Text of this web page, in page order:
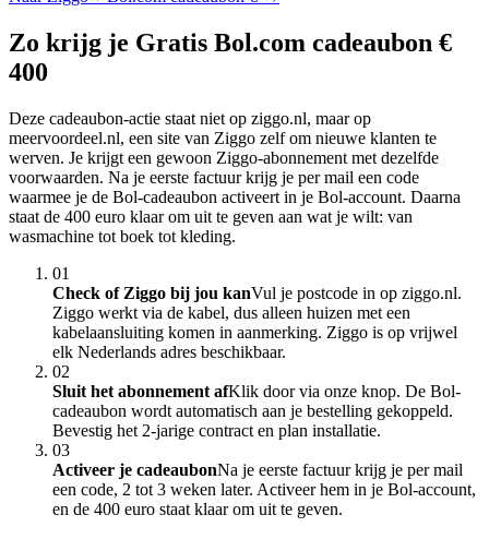
Zo krijg je Gratis Bol.com cadeaubon €
400
Deze cadeaubon-actie staat niet op ziggo.nl, maar op
meervoordeel.nl, een site van Ziggo zelf om nieuwe klanten te
werven. Je krijgt een gewoon Ziggo-abonnement met dezelfde
voorwaarden. Na je eerste factuur krijg je per mail een code
waarmee je de Bol-cadeaubon activeert in je Bol-account. Daarna
staat de 400 euro klaar om uit te geven aan wat je wilt: van
wasmachine tot boek tot kleding.
01
Check of Ziggo bij jou kanVul je postcode in op ziggo.nl.
Ziggo werkt via de kabel, dus alleen huizen met een
kabelaansluiting komen in aanmerking. Ziggo is op vrijwel
elk Nederlands adres beschikbaar.
02
Sluit het abonnement afKlik door via onze knop. De Bol-
cadeaubon wordt automatisch aan je bestelling gekoppeld.
Bevestig het 2-jarige contract en plan installatie.
03
Activeer je cadeaubonNa je eerste factuur krijg je per mail
een code, 2 tot 3 weken later. Activeer hem in je Bol-account,
en de 400 euro staat klaar om uit te geven.